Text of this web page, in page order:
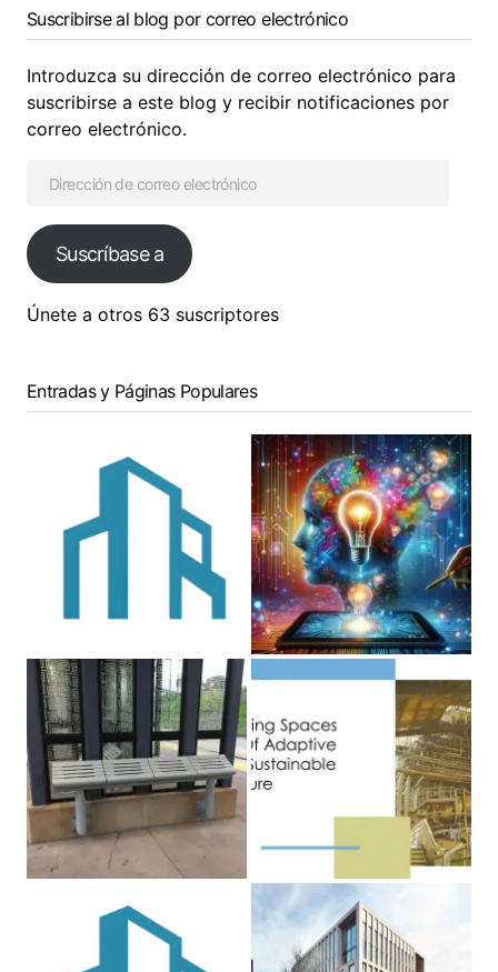
Suscribirse al blog por correo electrónico
Introduzca su dirección de correo electrónico para
suscribirse a este blog y recibir notificaciones por
correo electrónico.
Suscríbase a
Únete a otros 63 suscriptores
Entradas y Páginas Populares